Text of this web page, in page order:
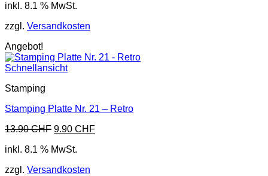
inkl. 8.1 % MwSt.
zzgl. Versandkosten
Angebot!
Schnellansicht
Stamping
Stamping Platte Nr. 21 – Retro
13.90CHF Ursprünglicher
war:
9.90 CHFAktueller
inkl. 8.1 % MwSt.
zzgl. Versandkosten